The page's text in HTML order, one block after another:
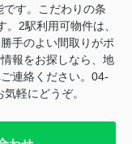
す。こだわりの条
2駅利用可物件は、
手のよい間取りがポ
報をお探しなら、地
連絡ください。04-
軽にどうぞ。